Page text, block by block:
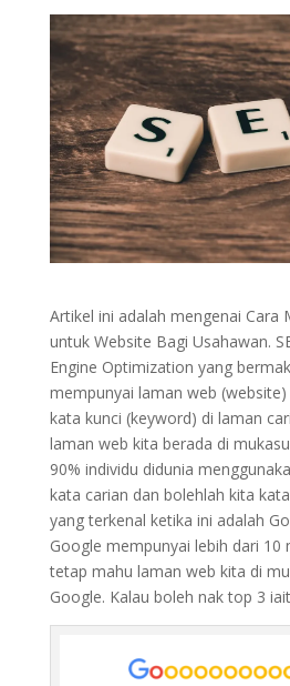
Artikel ini adalah mengenai Cara
untuk Website Bagi Usahawan.
Engine Optimization yang
mempunyai laman web
kata kunci (keyword) di laman
laman web kita berada di
90% individu didunia
kata carian dan bolehlah kita
yang terkenal ketika ini adalah
Google mempunyai lebih dari 10
tetap mahu laman web kita di
Google. Kalau boleh nak top 3